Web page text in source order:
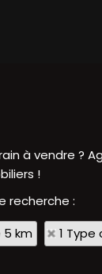
à vendre ?
!
recherche :
5 km
1 Type